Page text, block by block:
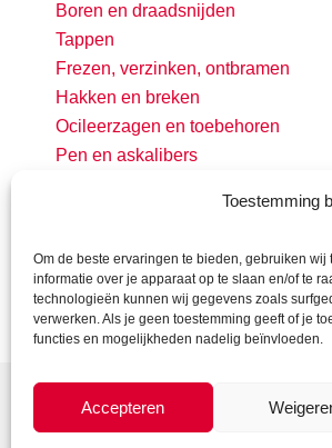
Toestemming
Om de beste ervaringen te bieden, gebruiken
informatie over je apparaat op te slaan en/of te
technologieën kunnen wij gegevens zoals
verwerken. Als je geen toestemming geeft of je
functies en mogelijkheden nadelig beïnvloeden.
Accepteren
Boren en draadsnijden
Tappen
Frezen, verzinken, ontbramen
Hakken en breken
Ocileerzagen en toebehoren
Pen en askalibers